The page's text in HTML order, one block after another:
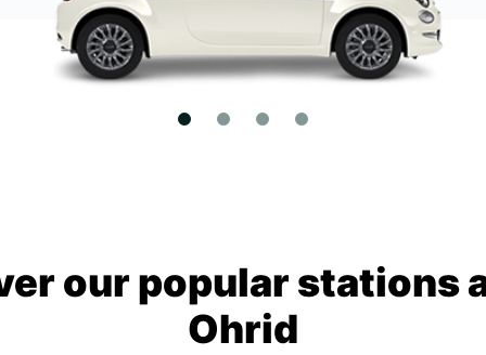
our popular stations
Ohrid